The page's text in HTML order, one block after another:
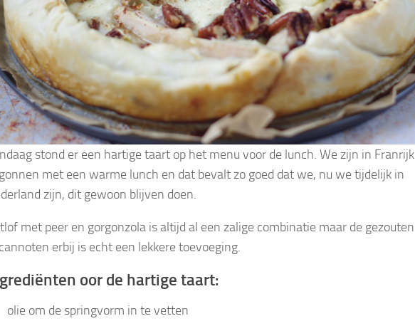
stond er een hartige taart op het menu voor de lunch. We zijn in Franrijk
met een warme lunch en dat bevalt zo goed dat we, nu we tijdelijk in
zijn, dit gewoon blijven doen.
met peer en gorgonzola is altijd al een zalige combinatie maar de gezouten
erbij is echt een lekkere toevoeging.
oor de hartige taart:
olie om de springvorm in te vetten